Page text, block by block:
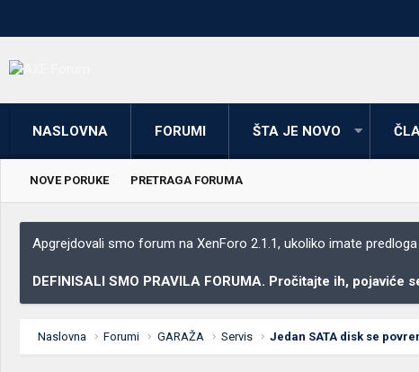
NASLOVNA FORUMI ŠTA JE NOVO
NOVE PORUKE PRETRAGA FORUMA
Apgrejdovali smo forum na XenForo 2.1.1, ukoliko imate
DEFINISALI SMO PRAVILA FORUMA. Pročitajte ih,
Naslovna Forumi GARAŽA Servis Jedan SATA disk se